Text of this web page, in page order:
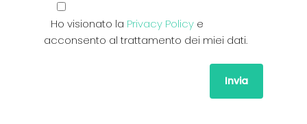
Ho visionato la Privacy Policy e
acconsento al trattamento dei miei dati.